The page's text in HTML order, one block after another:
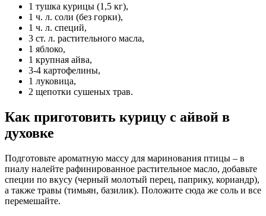
1 тушка курицы (1,5 кг),
1 ч. л. соли (без горки),
1 ч. л. специй,
3 ст. л. растительного масла,
1 яблоко,
1 крупная айва,
3-4 картофелины,
1 луковица,
2 щепотки сушеных трав.
Как приготовить курицу с айвой в
духовке
Подготовьте ароматную массу для маринования птицы – в
пиалу налейте рафинированное растительное масло, добавьте
специи по вкусу (черный молотый перец, паприку, кориандр),
а также травы (тимьян, базилик). Положите сюда же соль и все
перемешайте.